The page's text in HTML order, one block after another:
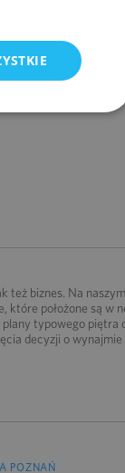
też biznes. Na
położone są w
typowego piętra
decyzji o
POZNAŃ